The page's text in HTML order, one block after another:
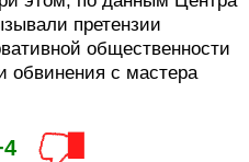
претензии
общественности
обвинения с мастера